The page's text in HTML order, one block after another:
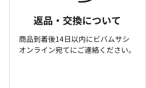
返品・交換について
商品到着後14日以内にビバムサシ
オンライン宛てにご連絡ください。